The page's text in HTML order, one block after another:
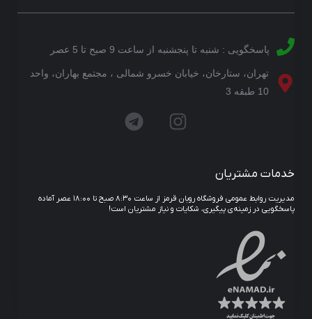
پاسخگویی : شنبه تا پنجشنبه از ساعت 9 صبح تا 5 عصر
تهران، ستارخان، خیابان خسرو شمالی ، مجتمع بهاران، واحد
10 طبقه 3
خدمات مشتریان
مدیریت روابط عمومی فروشگاه روبان قرمز از ساعت ۸:۳۰ صبح تا ۱۸:۰۰ عصر آماده
پاسخگویی در زمینه‌ی پیگیری، شکایات و نیاز مشتریان است!